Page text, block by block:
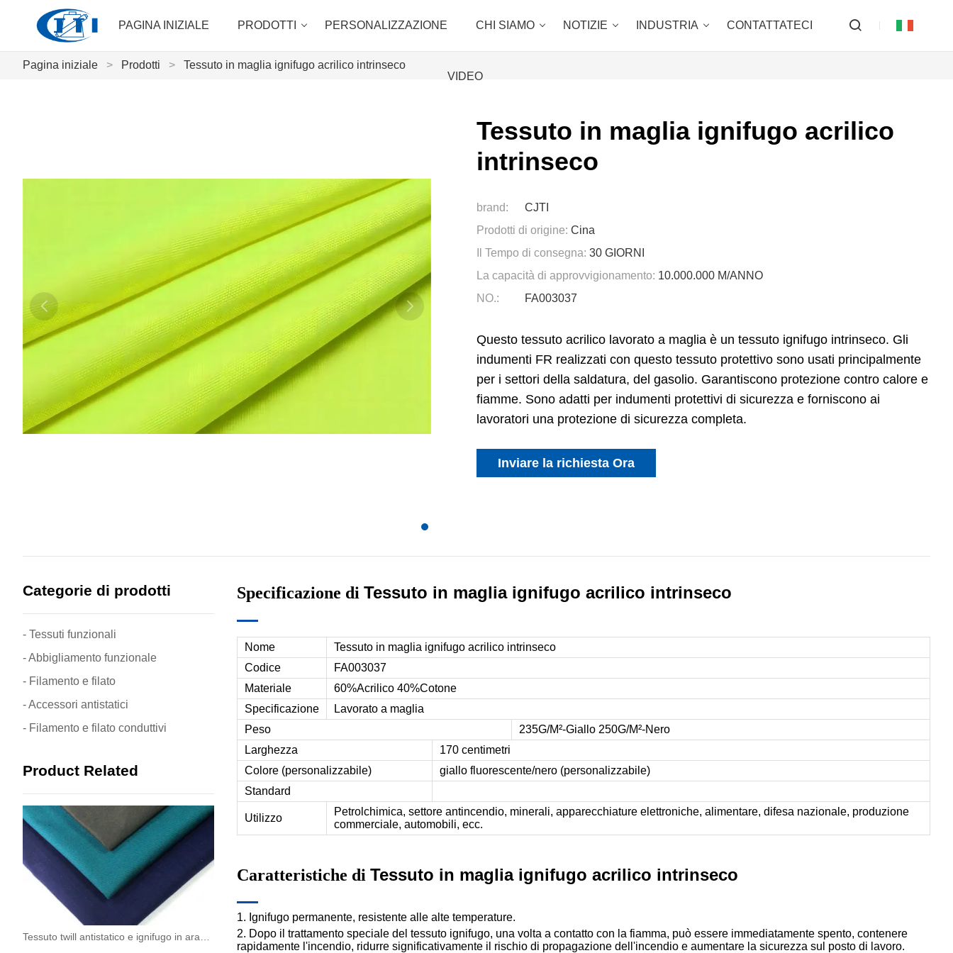
PAGINA INIZIALE PRODOTTI PERSONALIZZAZIONE CHI SIAMO NOTIZIE INDUSTRIA CONTATTATECI
VIDEO
Pagina iniziale > Prodotti > Tessuto in maglia ignifugo acrilico intrinseco
Tessuto in maglia ignifugo acrilico
intrinseco
brand:
CJTI
Prodotti di origine: Cina
Il Tempo di consegna: 30 GIORNI
La capacità di approvvigionamento: 10.000.000 M/ANNO
NO.:
FA003037
Questo tessuto acrilico lavorato a maglia è un tessuto ignifugo intrinseco. Gli
indumenti FR realizzati con questo tessuto protettivo sono usati principalmente
per i settori della saldatura, del gasolio. Garantiscono protezione contro calore e
fiamme. Sono adatti per indumenti protettivi di sicurezza e forniscono ai
lavoratori una protezione di sicurezza completa.
Inviare la richiesta Ora
Categorie di prodotti
- Tessuti funzionali
- Abbigliamento funzionale
- Filamento e filato
- Accessori antistatici
- Filamento e filato conduttivi
Product Related
Specificazione di Tessuto in maglia ignifugo acrilico intrinseco
Nome
Tessuto in maglia ignifugo acrilico intrinseco
Codice
FA003037
Materiale
60%Acrilico 40%Cotone
Specificazione
Lavorato a maglia
Peso
235G/M²-Giallo 250G/M²-Nero
Larghezza
170 centimetri
Colore (personalizzabile)
giallo fluorescente/nero (personalizzabile)
Standard
Utilizzo
Petrolchimica, settore antincendio, minerali, apparecchiature elettroniche, alimentare, difesa nazionale, produzione
commerciale, automobili, ecc.
Caratteristiche di Tessuto in maglia ignifugo acrilico intrinseco
1. Ignifugo permanente, resistente alle alte temperature.
2. Dopo il trattamento speciale del tessuto ignifugo, una volta a contatto con la fiamma, può essere immediatamente spento, contenere
rapidamente l'incendio, ridurre significativamente il rischio di propagazione dell'incendio e aumentare la sicurezza sul posto di lavoro.